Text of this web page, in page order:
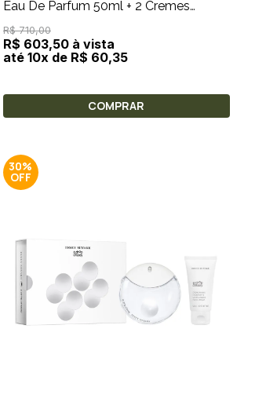
Eau De Parfum 50ml + 2 Cremes
R$ 710,00
R$ 603,50 à vista
até 10x de R$ 60,35
COMPRAR
30%